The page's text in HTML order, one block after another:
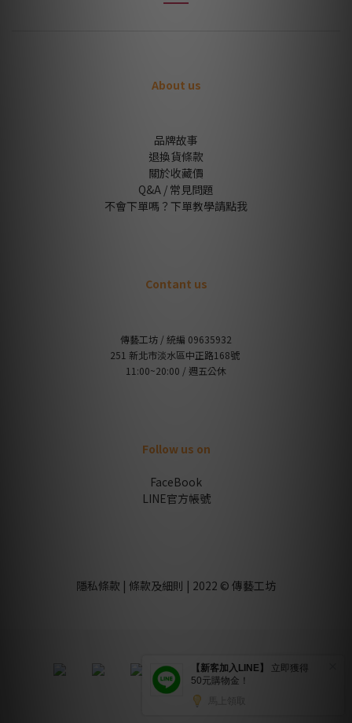
慧劍與如意寶幢（類似於傘的法器）；而千手觀
About us
品牌故事
退換貨條款
關於收藏價
Q&A / 常見問題
不會下單嗎？下單教學請點我
Contant us
傳藝工坊 / 統編 09635932
251 新北市淡水區中正路168號
11:00~20:00 / 週五公休
Follow us on
FaceBook
LINE官方帳號
隱私條款 | 條款及細則 | 2022 © 傳藝工坊